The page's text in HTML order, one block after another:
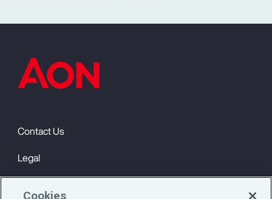
Contact Us
Legal
Cookies